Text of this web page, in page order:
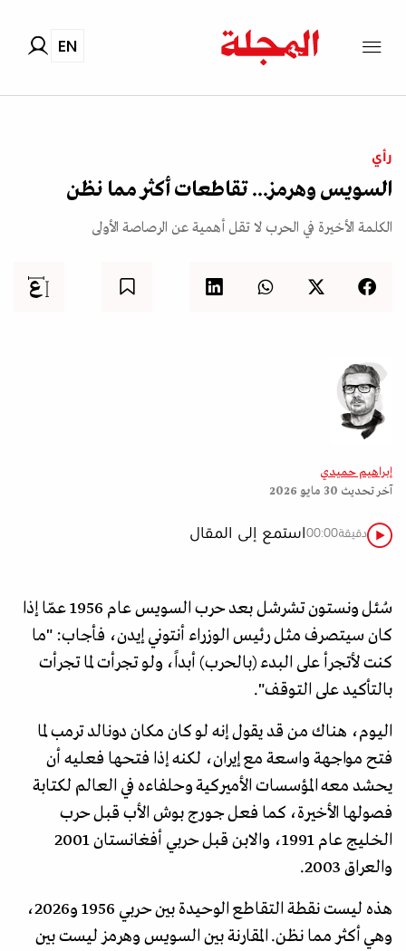
EN
رأي
السويس وهرمز... تقاطعات أكثر مما نظن
الكلمة الأخيرة في الحرب لا تقل أهمية عن الرصاصة الأولى
إبراهيم حميدي
آخر تحديث 30 مايو 2026
استمع إلى المقال00:00دقيقة
سُئل ونستون تشرشل بعد حرب السويس عام 1956 عمّا إذا
كان سيتصرف مثل رئيس الوزراء أنتوني إيدن، فأجاب: "ما
كنت لأتجرأ على البدء (بالحرب) أبداً، ولو تجرأت لما تجرأت
بالتأكيد على التوقف".
اليوم، هناك من قد يقول إنه لو كان مكان دونالد ترمب لما
فتح مواجهة واسعة مع إيران، لكنه إذا فتحها فعليه أن
يحشد معه المؤسسات الأميركية وحلفاءه في العالم لكتابة
فصولها الأخيرة، كما فعل جورج بوش الأب قبل حرب
الخليج عام 1991، والابن قبل حربي أفغانستان 2001
والعراق 2003.
هذه ليست نقطة التقاطع الوحيدة بين حربي 1956 و2026،
وهي أكثر مما نظن. المقارنة بين السويس وهرمز ليست بين